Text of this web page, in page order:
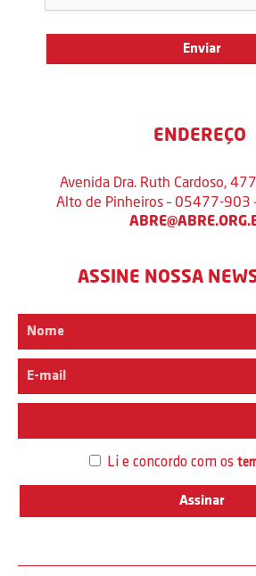
ENDEREÇO
Avenida Dra. Ruth Cardoso,
Alto de Pinheiros – 05477-903
ASSINE NOSSA
Li e concordo com os